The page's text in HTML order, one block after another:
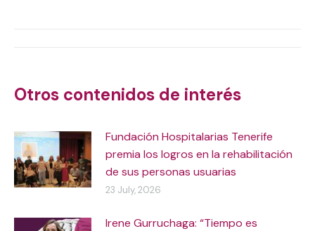
Otros contenidos de interés
Fundación Hospitalarias Tenerife
premia los logros en la rehabilitación
de sus personas usuarias
23 July, 2026
Irene Gurruchaga: “Tiempo es